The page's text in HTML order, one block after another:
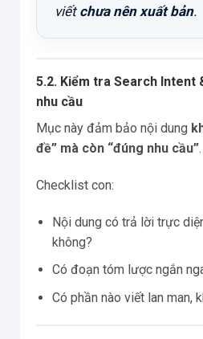
viết chưa nên xuất bản.
5.2. Kiểm tra Search Intent
nhu cầu
Mục này đảm bảo nội dung
đề” mà còn “đúng nhu cầu”.
Checklist con:
Nội dung có trả lời trực
không?
Có đoạn tóm lược ngắn
Có phần nào viết lan man,